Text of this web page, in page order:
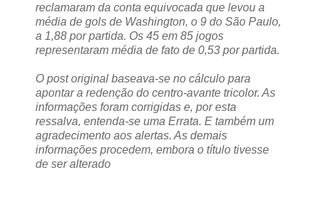
reclamaram da conta equivocada que levou a
média de gols de Washington, o 9 do São Paulo,
a 1,88 por partida. Os 45 em 85 jogos
representaram média de fato de 0,53 por partida.
O post original baseava-se no cálculo para
apontar a redenção do centro-avante tricolor. As
informações foram corrigidas e, por esta
ressalva, entenda-se uma Errata. E também um
agradecimento aos alertas. As demais
informações procedem, embora o título tivesse
de ser alterado